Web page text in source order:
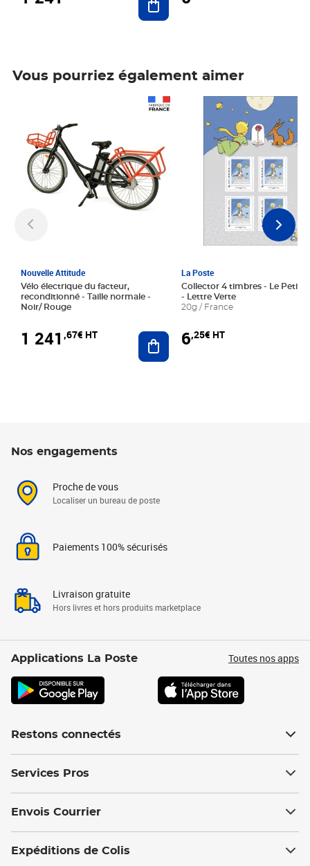
Vous pourriez également aimer
Nouvelle Attitude
Vélo électrique du facteur,
reconditionné - Taille normale -
Noir/ Rouge
1 241 ,67€ HT Ajouter au panier
La Poste
Collector 4 timbres - Le Petit
- Lettre Verte
20g / France
6,25€ HT
Prix 6,25€ HT
Nos engagements
Proche de vous
Localiser un bureau de poste
Paiements 100% sécurisés
Livraison gratuite
Hors livres et hors produits marketplace
Applications La Poste Toutes nos apps
Restons connectés
Services Pros
Envois Courrier
Expéditions de Colis